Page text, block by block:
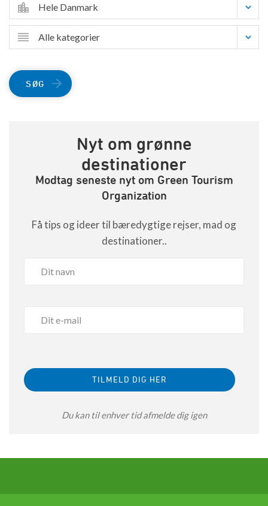
Hele Danmark
Alle kategorier
SØG
Nyt om grønne
destinationer
Modtag seneste nyt om Green Tourism
Organization
Få tips og ideer til bæredygtige rejser, mad og
destinationer..
Du kan til enhver tid afmelde dig igen